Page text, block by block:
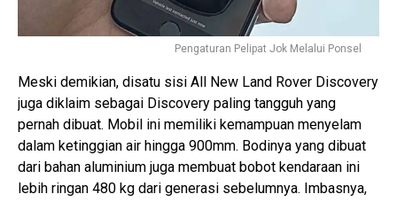
Pengaturan Pelipat Jok Melalui Ponsel
Meski demikian, disatu sisi All New Land Rover Discovery
juga diklaim sebagai Discovery paling tangguh yang
pernah dibuat. Mobil ini memiliki kemampuan menyelam
dalam ketinggian air hingga 900mm. Bodinya yang dibuat
dari bahan aluminium juga membuat bobot kendaraan ini
lebih ringan 480 kg dari generasi sebelumnya. Imbasnya,